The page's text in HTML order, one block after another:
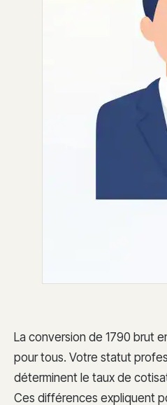
La conversion de 1790 brut
pour tous. Votre statut
déterminent le taux de
Ces différences expliquent